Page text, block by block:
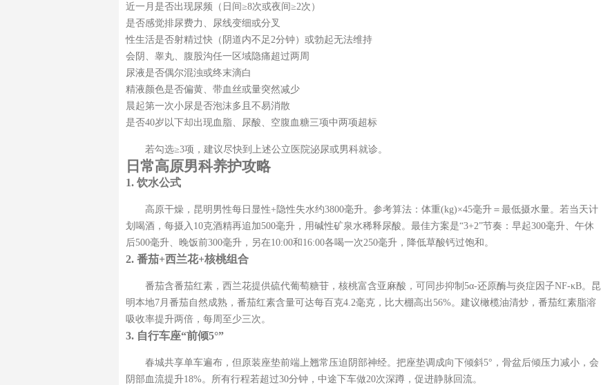
近一月是否出现尿频（日间≥8次或夜间≥2次）
是否感觉排尿费力、尿线变细或分叉
性生活是否射精过快（阴道内不足2分钟）或勃起无法维持
会阴、睾丸、腹股沟任一区域隐痛超过两周
尿液是否偶尔混浊或终末滴白
精液颜色是否偏黄、带血丝或量突然减少
晨起第一次小尿是否泡沫多且不易消散
是否40岁以下却出现血脂、尿酸、空腹血糖三项中两项超标
若勾选≥3项，建议尽快到上述公立医院泌尿或男科就诊。
日常高原男科养护攻略
1. 饮水公式
高原干燥，昆明男性每日显性+隐性失水约3800毫升。参考算法：体重(kg)×45毫升＝最低摄水量。若当天计
划喝酒，每摄入10克酒精再追加500毫升，用碱性矿泉水稀释尿酸。最佳方案是“3+2”节奏：早起300毫升、午休
后500毫升、晚饭前300毫升，另在10:00和16:00各喝一次250毫升，降低草酸钙过饱和。
2. 番茄+西兰花+核桃组合
番茄含番茄红素，西兰花提供硫代葡萄糖苷，核桃富含亚麻酸，可同步抑制5α-还原酶与炎症因子NF-κB。昆
明本地7月番茄自然成熟，番茄红素含量可达每百克4.2毫克，比大棚高出56%。建议橄榄油清炒，番茄红素脂溶
吸收率提升两倍，每周至少三次。
3. 自行车座“前倾5°”
春城共享单车遍布，但原装座垫前端上翘常压迫阴部神经。把座垫调成向下倾斜5°，骨盆后倾压力减小，会
阴部血流提升18%。所有行程若超过30分钟，中途下车做20次深蹲，促进静脉回流。